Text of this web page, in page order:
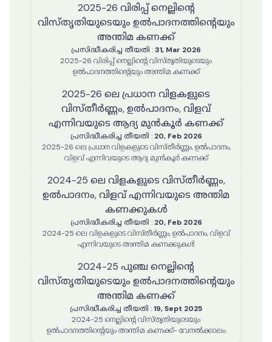
2025-26 വിരിപ്പ് നെല്ലിന്റെ
വിസ്തൃതിയുടെയും ഉൽപാദനത്തിന്റെയും
അന്തിമ കണക്ക്
പ്രസിദ്ധീകരിച്ച തീയതി :31, Mar 2026
2025-26 വിരിപ്പ് നെല്ലിന്റെ വിസ്തൃതിയുടെയും
ഉൽപാദനത്തിന്റെയും അന്തിമ കണക്ക്
2025-26 ലെ പ്രധാന വിളകളുടെ
വിസ്തീർണ്ണം, ഉൽപാദനം, വിളവ്
എന്നിവയുടെ ആദ്യ മുൻകൂർ കണക്ക്
പ്രസിദ്ധീകരിച്ച തീയതി : 20, Feb 2026
2025-26 ലെ പ്രധാന വിളകളുടെ വിസ്തീർണ്ണം, ഉൽപാദനം,
വിളവ് എന്നിവയുടെ ആദ്യ മുൻകൂർ കണക്ക്
2024-25 ലെ വിളകളുടെ വിസ്തീർണ്ണം,
ഉൽപാദനം, വിളവ് എന്നിവയുടെ അന്തിമ
കണക്കുകൾ
പ്രസിദ്ധീകരിച്ച തീയതി : 20, Feb 2026
2024-25 ലെ വിളകളുടെ വിസ്തീർണ്ണം, ഉൽപാദനം, വിളവ്
എന്നിവയുടെ അന്തിമ കണക്കുകൾ
2024-25 പുഞ്ച നെല്ലിന്റെ
വിസ്തൃതിയുടെയും ഉൽപാദനത്തിന്റെയും
അന്തിമ കണക്ക്
പ്രസിദ്ധീകരിച്ച തീയതി :19, Sept 2025
2024-25 നെല്ലിന്റെ വിസ്തൃതിയുടെയും
ഉൽപാദനത്തിന്റെയും അന്തിമ കണക്ക്- വേനൽക്കാലം